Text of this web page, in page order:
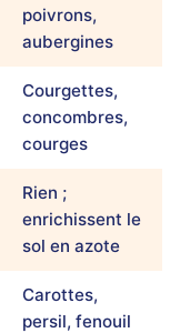
poivrons,
aubergines
Courgettes,
concombres,
courges
Rien ;
enrichissent le
sol en azote
Carottes,
persil, fenouil